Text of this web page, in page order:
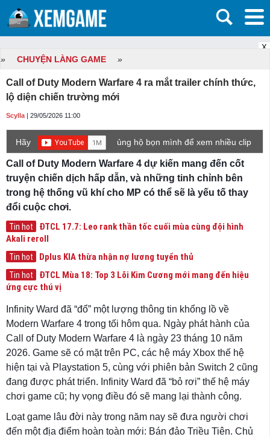
X
» CHUYỆN LÀNG GAME »
Call of Duty Modern Warfare 4 ra mắt trailer chính thức,
lộ diện chiến trường mới
Scylla | 29/05/2026 11:00
Hãy
ủng hộ bọn mình để xem nhiều clip
Call of Duty Modern Warfare 4 dự kiến mang đến cốt
truyện chiến dịch hấp dẫn, và những tinh chỉnh bên
trong hệ thống vũ khí cho MP có thể sẽ là yếu tố thay
đổi cuộc chơi.
Tin hot
ĐTCL 17.7: Leo rank thần tốc cuối mùa cùng đội hình
Akali reroll
Tin hot Dplus KIA thừa nhận nợ lương tuyển thủ
Tin hot
ĐTCL Mùa 18: Top 3 Lõi Kim Cương mới mang đến hiệu
ứng cực thú vị
Infinity Ward đã “đổ” một lượng thông tin khổng lồ về
Modern Warfare 4 trong tối hôm qua. Ngày phát hành của
Call of Duty Modern Warfare 4 là ngày 23 tháng 10 năm
2026. Game sẽ có mặt trên PC, các hệ máy Xbox thế hệ
hiện tại và Playstation 5, cùng với phiên bản Switch 2 cũng
đang được phát triển. Infinity Ward đã “bỏ rơi” thế hệ máy
chơi game cũ; hy vọng điều đó sẽ mang lại thành công.
Loạt game lâu đời này trong năm nay sẽ đưa người chơi
đến một địa điểm hoàn toàn mới: Bán đảo Triều Tiên. Chủ